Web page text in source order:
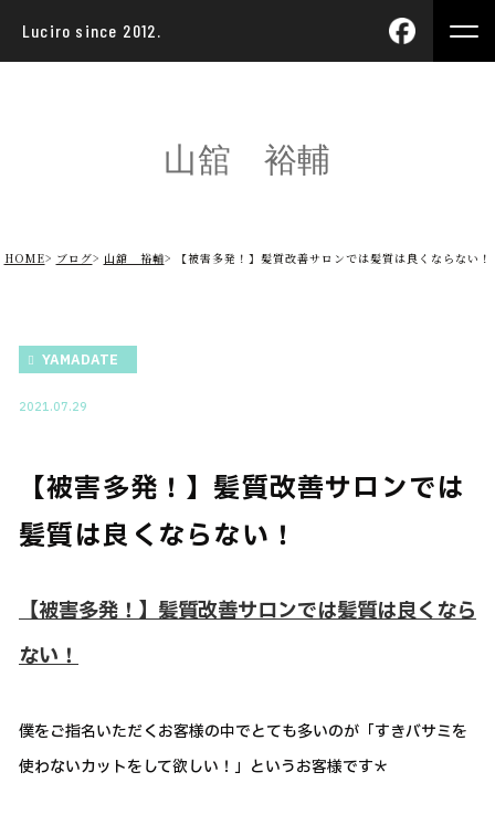
Luciro since 2012.
山舘 裕輔
HOME ブログ 山舘 裕輔 【被害多発！】髪質改善サロンでは髪質は良くならない！
YAMADATE
2021.07.29
【被害多発！】髪質改善サロンでは
髪質は良くならない！
【被害多発！】髪質改善サロンでは髪質は良くなら
ない！
僕をご指名いただくお客様の中でとても多いのが「すきバサミを
使わないカットをして欲しい！」というお客様です＊